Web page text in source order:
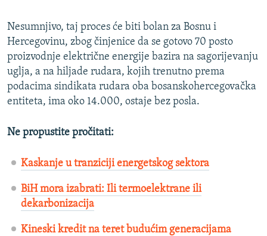
Nesumnjivo, taj proces će biti bolan za Bosnu i
Hercegovinu, zbog činjenice da se gotovo 70 posto
proizvodnje električne energije bazira na sagorijevanju
uglja, a na hiljade rudara, kojih trenutno prema
podacima sindikata rudara oba bosanskohercegovačka
entiteta, ima oko 14.000, ostaje bez posla.
Ne propustite pročitati:
Kaskanje u tranziciji energetskog sektora
BiH mora izabrati: Ili termoelektrane ili
dekarbonizacija
Kineski kredit na teret budućim generacijama